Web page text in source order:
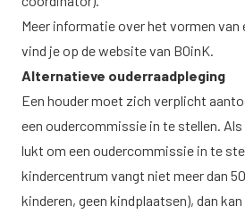
Meer informatie over het vormen
vind je op dewebsite van BOinK.
Alternatieve ouderraadpleging
Een houder moet zich verplicht
een oudercommissie in te stellen.
lukt om een oudercommissie in te
kindercentrum vangt niet meer dan
kinderen, geen kindplaatsen), dan